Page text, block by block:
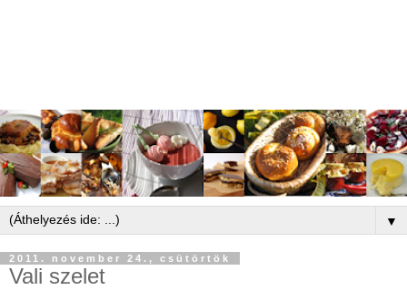
▼
2011. november 24., csütörtök
Vali szelet